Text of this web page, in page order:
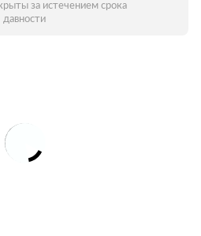
за истечением срока
давности